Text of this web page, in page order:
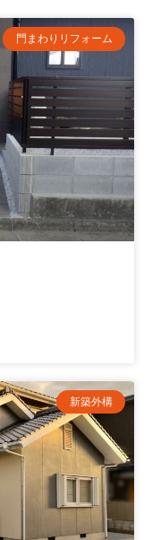
門まわりリフォーム
新築外構